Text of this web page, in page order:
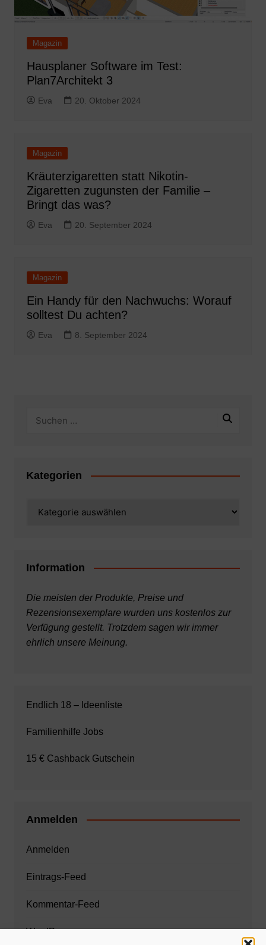
Magazin
Hausplaner Software im Test:
Plan7Architekt 3
Eva 20. Oktober 2024
Magazin
Kräuterzigaretten statt Nikotin-
Zigaretten zugunsten der Familie –
Bringt das was?
Eva 20. September 2024
Magazin
Ein Handy für den Nachwuchs: Worauf
solltest Du achten?
Eva 8. September 2024
Kategorien
Information
Die meisten der Produkte, Preise und
Rezensionsexemplare wurden uns kostenlos zur
Verfügung gestellt. Trotzdem sagen wir immer
ehrlich unsere Meinung.
Endlich 18 – Ideenliste
Familienhilfe Jobs
15 € Cashback Gutschein
Anmelden
Anmelden
Eintrags-Feed
Kommentar-Feed
WordPress.org